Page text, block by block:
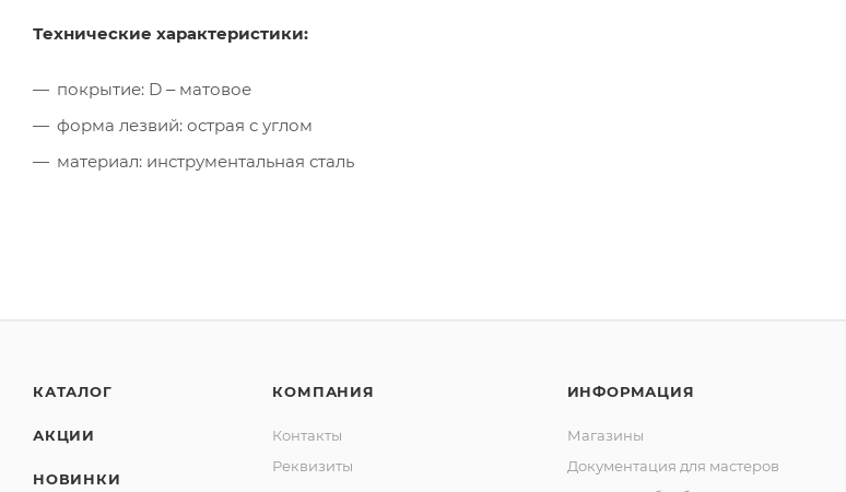
Технические характеристики:
покрытие: D ‒ матовое
форма лезвий: острая с углом
материал: инструментальная сталь
КАТАЛОГ
АКЦИИ
НОВИНКИ
КОМПАНИЯ
Контакты
Реквизиты
ИНФОРМАЦИЯ
Магазины
Документация для мастеров